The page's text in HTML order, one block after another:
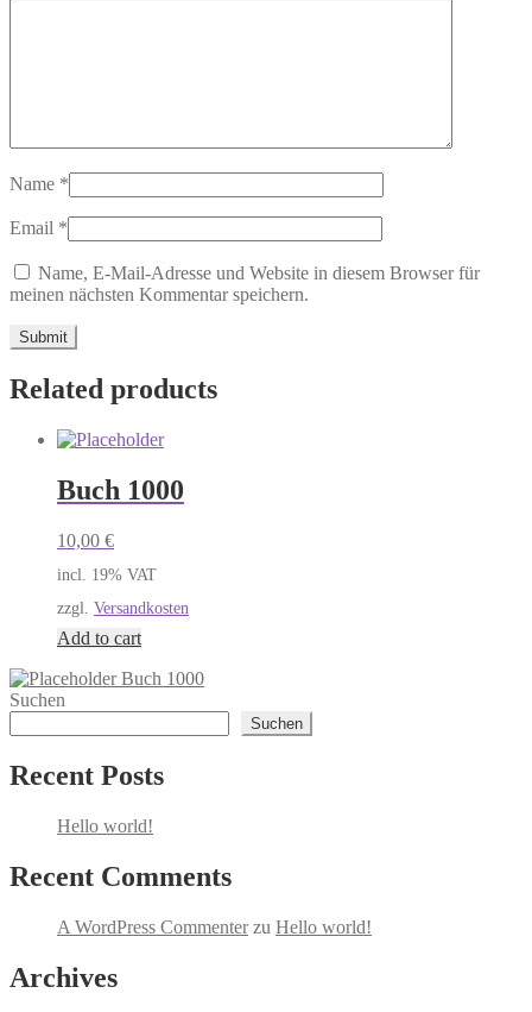
Name *
Email *
Name, E-Mail-Adresse und Website in diesem Browser für
meinen nächsten Kommentar speichern.
Related products
Buch 1000
10,00 €
incl. 19% VAT
zzgl. Versandkosten
Add to cart
Buch 1000
Suchen
Suchen
Recent Posts
Hello world!
Recent Comments
A WordPress Commenterzu Hello world!
Archives